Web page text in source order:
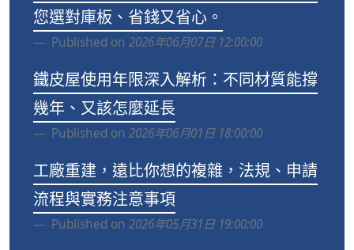
您選對庫板、省錢又省心。
Published on 2026年06月07日 12:00:00
鐵皮屋使用年限深入解析：不同材質能撐
幾年、又該怎麼延長
Published on 2026年06月01日 18:00:00
工廠重建，遠比你想的複雜，法規、申請
流程與實務注意事項
Published on 2026年05月31日 19:00:00